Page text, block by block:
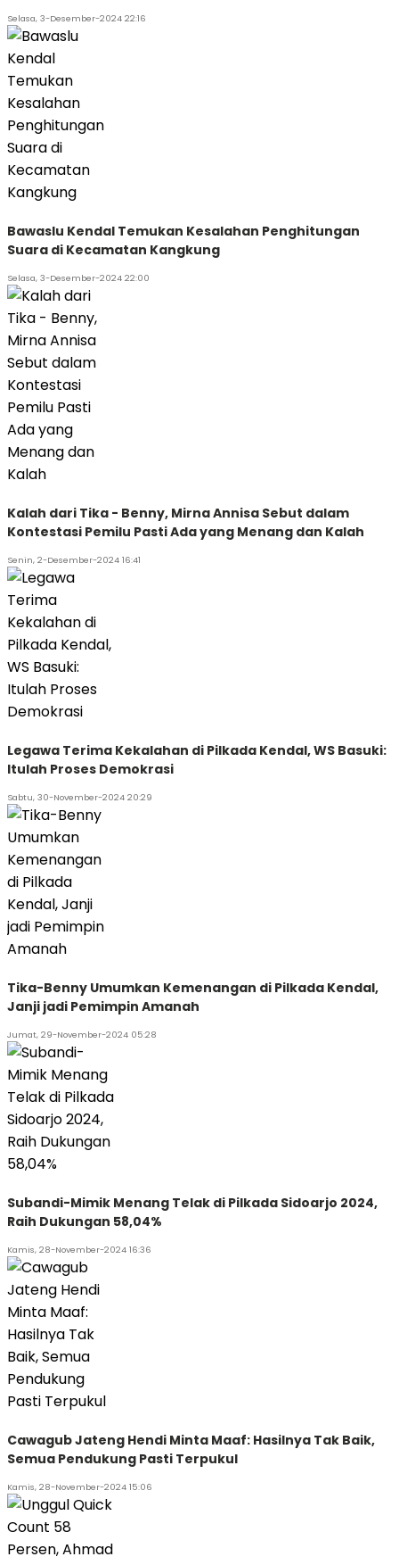
Selasa, 3-Desember-2024 22:16
Bawaslu Kendal Temukan Kesalahan Penghitungan
Suara di Kecamatan Kangkung
Selasa, 3-Desember-2024 22:00
Kalah dari Tika - Benny, Mirna Annisa Sebut dalam
Kontestasi Pemilu Pasti Ada yang Menang dan Kalah
Senin, 2-Desember-2024 16:41
Legawa Terima Kekalahan di Pilkada Kendal, WS Basuki:
Itulah Proses Demokrasi
Sabtu, 30-November-2024 20:29
Tika-Benny Umumkan Kemenangan di Pilkada Kendal,
Janji jadi Pemimpin Amanah
Jumat, 29-November-2024 05:28
Subandi-Mimik Menang Telak di Pilkada Sidoarjo 2024,
Raih Dukungan 58,04%
Kamis, 28-November-2024 16:36
Cawagub Jateng Hendi Minta Maaf: Hasilnya Tak Baik,
Semua Pendukung Pasti Terpukul
Kamis, 28-November-2024 15:06